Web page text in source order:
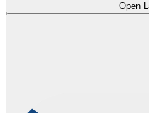
Open